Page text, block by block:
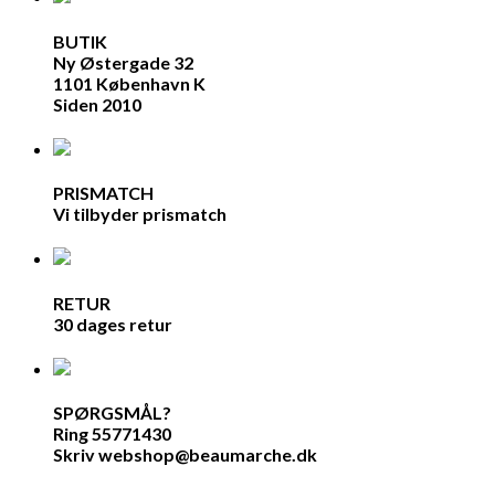
BUTIK
Ny Østergade 32
1101 København K
Siden 2010
PRISMATCH
Vi tilbyder prismatch
RETUR
30 dages retur
SPØRGSMÅL?
Ring 55771430
Skriv webshop@beaumarche.dk